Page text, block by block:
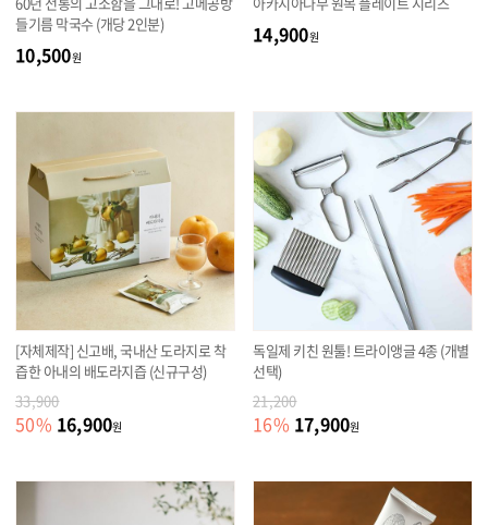
들기름 막국수 (개당 2인분)
10,500원
14,900원
[자체제작] 신고배, 국내산 도라지로 착
즙한 아내의 배도라지즙 (신규구성)
33,900
50% 16,900원
독일제 키친 원툴! 트라이앵글 4종 (개별
선택)
21,200
16% 17,900원